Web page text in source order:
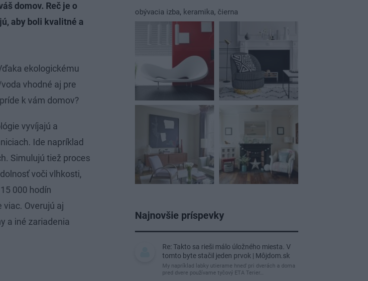
domov. Reč je o
aby boli kvalitné a
ekologickému
vhodné aj pre
k vám domov?
vyvíjajú a
Ide napríklad
Simulujú tiež proces
voči vlhkosti,
000 hodín
Overujú aj
a iné zariadenia
obývacia izba, keramika, čierna
Najnovšie príspevky
Re: Takto sa rieši málo úložného miesta. V
tomto byte stačil jeden prvok | Môjdom.sk
My napríklad labky utierame hneď pri dverách a doma
pred dvere používame tyčový ETA Terier…